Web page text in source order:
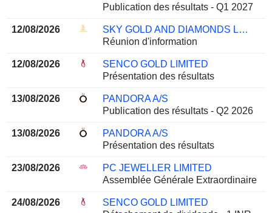
Publication des résultats - Q1 2027
12/08/2026
SKY GOLD AND DIAMONDS LIMITED
Réunion d'information
12/08/2026
SENCO GOLD LIMITED
Présentation des résultats
13/08/2026
PANDORA A/S
Publication des résultats - Q2 2026
13/08/2026
PANDORA A/S
Présentation des résultats
23/08/2026
PC JEWELLER LIMITED
Assemblée Générale Extraordinaire
24/08/2026
SENCO GOLD LIMITED